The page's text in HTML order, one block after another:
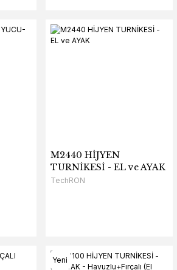
M2440 HİJYEN
TURNİKESİ - EL ve AYAK
TechRON
Yeni